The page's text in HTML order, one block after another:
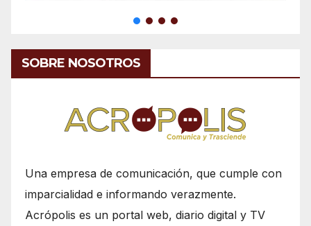
SOBRE NOSOTROS
Una empresa de comunicación, que cumple con
imparcialidad e informando verazmente.
Acrópolis es un portal web, diario digital y TV